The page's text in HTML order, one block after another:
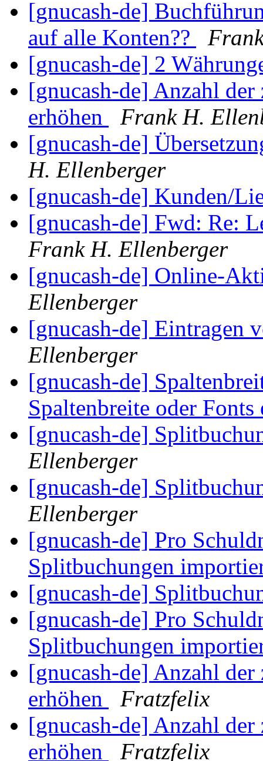
[gnucash-de]
auf alle Konten??
[gnucash-de] 2
[gnucash-de] Anzahl
erhöhen
Frank H.
[gnucash-de]
H. Ellenberger
[gnucash-de] Kunden/
[gnucash-de] Fwd: Re:
Frank H. Ellenberger
[gnucash-de] Online-
Ellenberger
[gnucash-de] Eintragen
Ellenberger
[gnucash-de]
Spaltenbreite oder
[gnucash-de]
Ellenberger
[gnucash-de]
Ellenberger
[gnucash-de] Pro
Splitbuchungen
[gnucash-de]
[gnucash-de] Pro
Splitbuchungen
[gnucash-de] Anzahl
erhöhen
Fratzfelix
[gnucash-de] Anzahl
erhöhen
Fratzfelix